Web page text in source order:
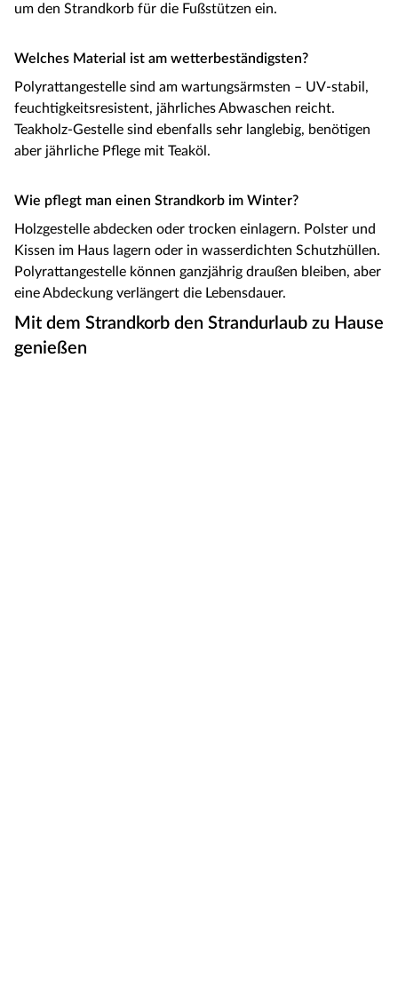
um den Strandkorb für die Fußstützen ein.
Welches Material ist am wetterbeständigsten?
Polyrattangestelle sind am wartungsärmsten – UV-stabil,
feuchtigkeitsresistent, jährliches Abwaschen reicht.
Teakholz-Gestelle sind ebenfalls sehr langlebig, benötigen
aber jährliche Pflege mit Teaköl.
Wie pflegt man einen Strandkorb im Winter?
Holzgestelle abdecken oder trocken einlagern. Polster und
Kissen im Haus lagern oder in wasserdichten Schutzhüllen.
Polyrattangestelle können ganzjährig draußen bleiben, aber
eine Abdeckung verlängert die Lebensdauer.
Mit dem Strandkorb den Strandurlaub zu Hause
genießen